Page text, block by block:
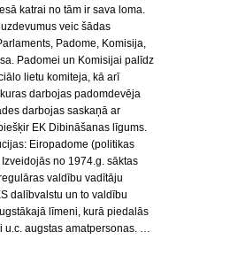
katrai no tām ir sava loma.
veic šādas
Padome, Komisija,
Padomei un Komisijai palīdz
lietu komiteja, kā arī
darbojas padomdevēja
darbojas saskaņā ar
EK Dibināšanas līgums.
Eiropadome (politikas
no 1974.g. sāktas
valdību vadītāju
dalībvalstu un to valdību
līmeni, kurā piedalās
u.c. augstas amatpersonas. …